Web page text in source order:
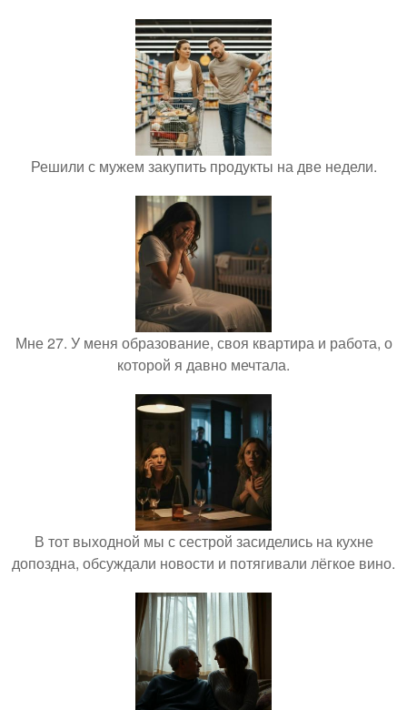
Решили с мужем закупить продукты на две недели.
Мне 27. У меня образование, своя квартира и работа, о
которой я давно мечтала.
В тот выходной мы с сестрой засиделись на кухне
допоздна, обсуждали новости и потягивали лёгкое вино.